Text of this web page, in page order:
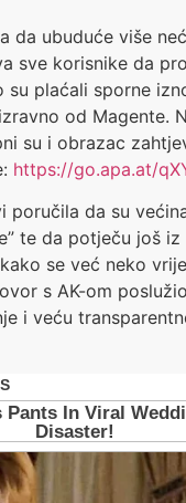
da ubuduće više
sve korisnike da
su plaćali sporne
od Magente.
su i obrazac
https://go.apa.at/
poručila da su
te da potječu još iz
se već neko
s AK-om
i veću